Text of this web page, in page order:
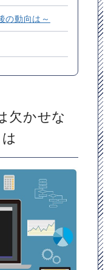
動向は～
欠かせな